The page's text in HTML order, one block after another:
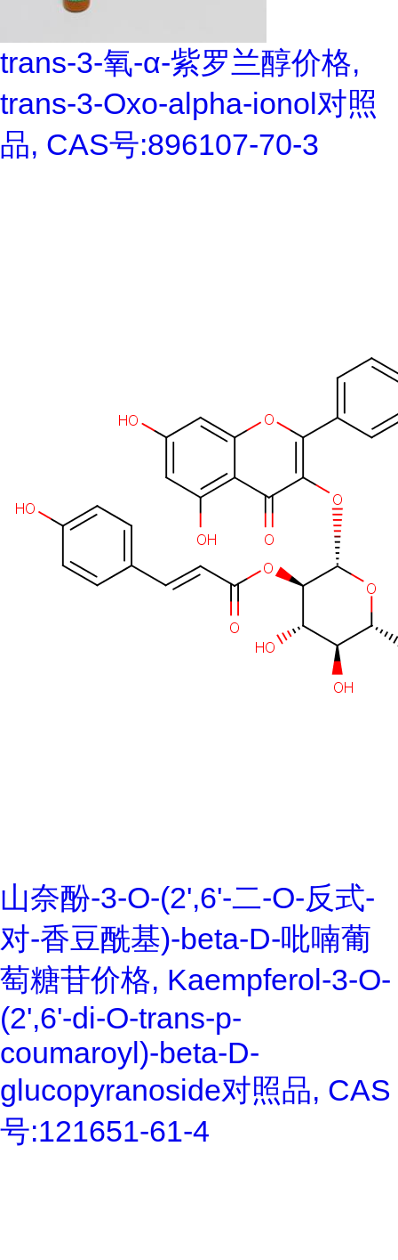
trans-3-氧-α-紫罗兰醇价格,
trans-3-Oxo-alpha-ionol对照
品, CAS号:896107-70-3
山奈酚-3-O-(2',6'-二-O-反式-
对-香豆酰基)-beta-D-吡喃葡
萄糖苷价格, Kaempferol-3-O-
(2',6'-di-O-trans-p-
coumaroyl)-beta-D-
glucopyranoside对照品, CAS
号:121651-61-4